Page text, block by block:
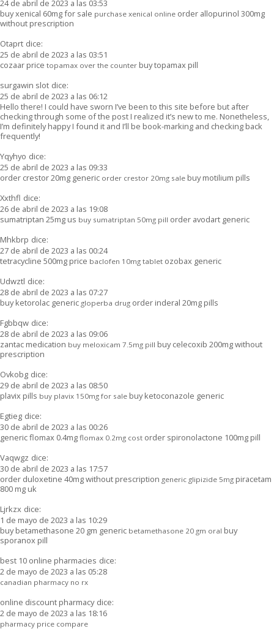
24 de abril de 2023 a las 03:53
buy xenical 60mg for sale purchase xenical online order allopurinol 300mg
without prescription
Otaprt dice:
25 de abril de 2023 a las 03:51
cozaar price topamax over the counter buy topamax pill
surgawin slot dice:
25 de abril de 2023 a las 06:12
Hello there! I could have sworn I’ve been to this site before but after
checking through some of the post I realized it’s new to me. Nonetheless,
I’m definitely happy I found it and I’ll be book-marking and checking back
frequently!
Yqyhyo dice:
25 de abril de 2023 a las 09:33
order crestor 20mg generic order crestor 20mg sale buy motilium pills
Xxthfl dice:
26 de abril de 2023 a las 19:08
sumatriptan 25mg us buy sumatriptan 50mg pill order avodart generic
Mhkbrp dice:
27 de abril de 2023 a las 00:24
tetracycline 500mg price baclofen 10mg tablet ozobax generic
Udwztl dice:
28 de abril de 2023 a las 07:27
buy ketorolac generic gloperba drug order inderal 20mg pills
Fgbbqw dice:
28 de abril de 2023 a las 09:06
zantac medication buy meloxicam 7.5mg pill buy celecoxib 200mg without
prescription
Ovkobg dice:
29 de abril de 2023 a las 08:50
plavix pills buy plavix 150mg for sale buy ketoconazole generic
Egtieg dice:
30 de abril de 2023 a las 00:26
generic flomax 0.4mg flomax 0.2mg cost order spironolactone 100mg pill
Vaqwgz dice:
30 de abril de 2023 a las 17:57
order duloxetine 40mg without prescription generic glipizide 5mg piracetam
800 mg uk
Ljrkzx dice:
1 de mayo de 2023 a las 10:29
buy betamethasone 20 gm generic betamethasone 20 gm oral buy
sporanox pill
best 10 online pharmacies dice:
2 de mayo de 2023 a las 05:28
canadian pharmacy no rx
online discount pharmacy dice:
2 de mayo de 2023 a las 18:16
pharmacy price compare